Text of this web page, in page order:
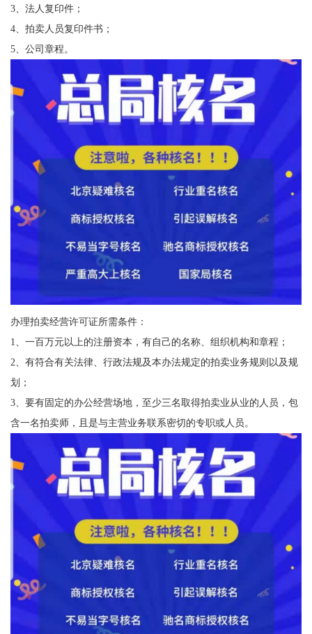
3、法人复印件；
4、拍卖人员复印件书；
5、公司章程。
办理拍卖经营许可证所需条件：
1、一百万元以上的注册资本，有自己的名称、组织机构和章程；
2、有符合有关法律、行政法规及本办法规定的拍卖业务规则以及规
划；
3、要有固定的办公经营场地，至少三名取得拍卖业从业的人员，包
含一名拍卖师，且是与主营业务联系密切的专职或人员。